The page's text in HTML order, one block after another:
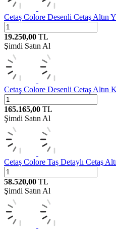
Cetaş Colore Desenli Cetaş Altın
19.250,00 TL
Şimdi Satın Al
Cetaş Colore Desenli Cetaş Altın
165.165,00 TL
Şimdi Satın Al
Cetaş Colore Taş Detaylı Cetaş
58.520,00 TL
Şimdi Satın Al